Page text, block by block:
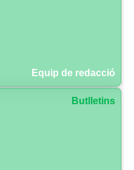
Equip de redacció
Butlletins